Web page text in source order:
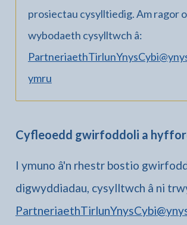
prosiectau cysylltiedig. Am ragor o
wybodaeth cysylltwch â:
ymru
Cyfleoedd gwirfoddoli a
I ymuno â'n rhestr bostio
digwyddiadau, cysylltwch â ni